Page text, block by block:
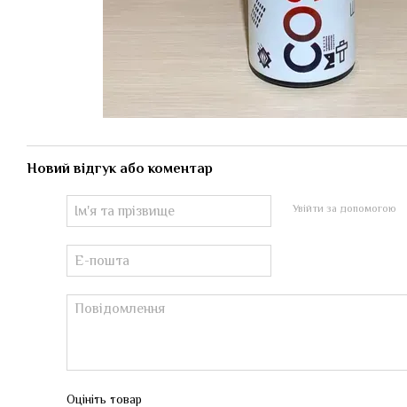
Новий відгук або коментар
Увійти за допомогою
Оцініть товар